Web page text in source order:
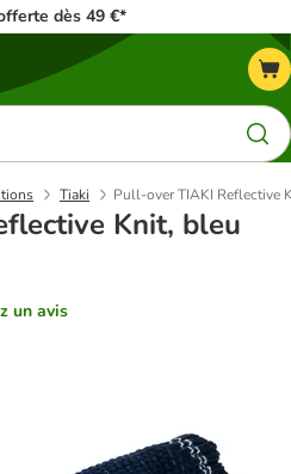
dès 49 €*
Tiaki Pull-over TIAKI Reflective
Knit, bleu
un avis